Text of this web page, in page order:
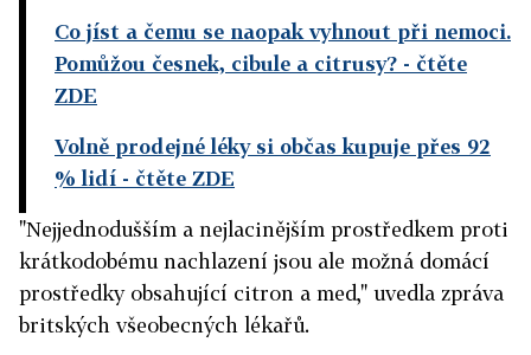
Co jíst a čemu se naopak vyhnout při nemoci.
Pomůžou česnek, cibule a citrusy? - čtěte
ZDE
Volně prodejné léky si občas kupuje přes 92
% lidí - čtěte ZDE
"Nejjednodušším a nejlacinějším prostředkem proti
krátkodobému nachlazení jsou ale možná domácí
prostředky obsahující citron a med," uvedla zpráva
britských všeobecných lékařů.